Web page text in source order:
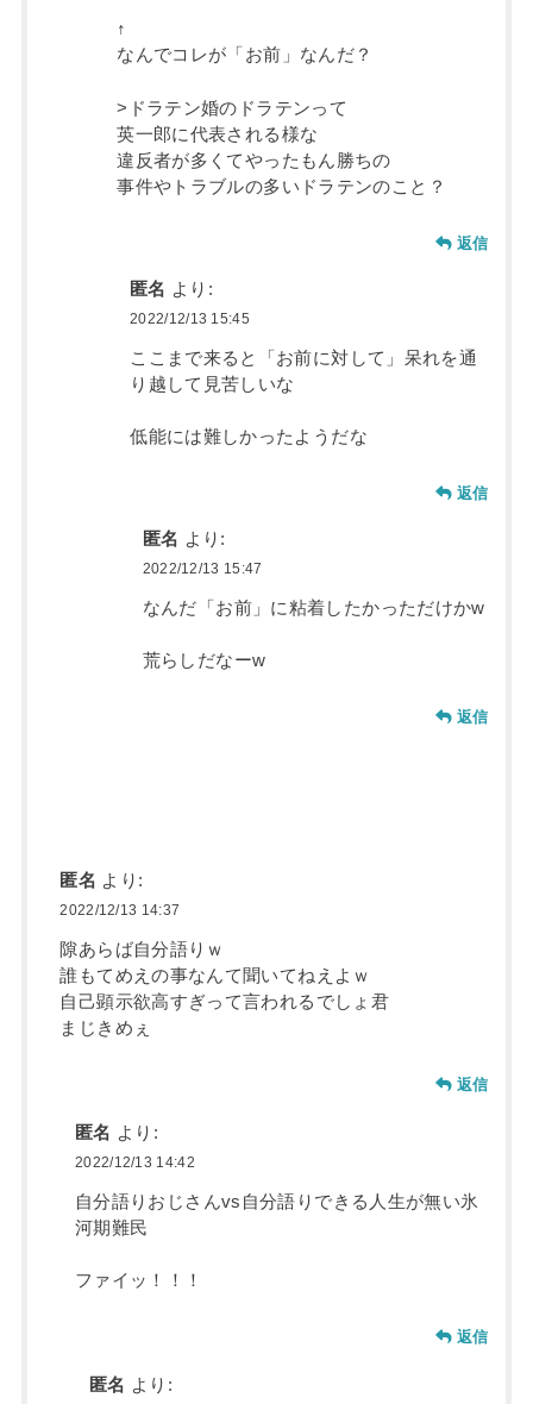
↑
なんでコレが「お前」なんだ？
>ドラテン婚のドラテンって
英一郎に代表される様な
違反者が多くてやったもん勝ちの
事件やトラブルの多いドラテンのこと？
返信
匿名 より:
2022/12/13 15:45
ここまで来ると「お前に対して」呆れを通
り越して見苦しいな
低能には難しかったようだな
返信
匿名 より:
2022/12/13 15:47
なんだ「お前」に粘着したかっただけかw
荒らしだなーw
返信
匿名 より:
2022/12/13 14:37
隙あらば自分語りｗ
誰もてめえの事なんて聞いてねえよｗ
自己顕示欲高すぎって言われるでしょ君
まじきめぇ
返信
匿名 より:
2022/12/13 14:42
自分語りおじさんvs自分語りできる人生が無い氷
河期難民
ファイッ！！！
返信
匿名 より: